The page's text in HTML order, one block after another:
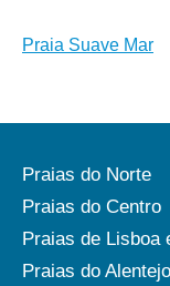
Praia Suave Mar
Praias do Norte
Praias do Centro
Praias de Lisboa
Praias do Alentejo